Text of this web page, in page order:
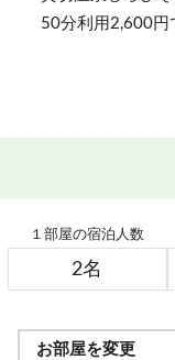
50分利用2,600円
１部屋の宿泊人数
お部屋を変更